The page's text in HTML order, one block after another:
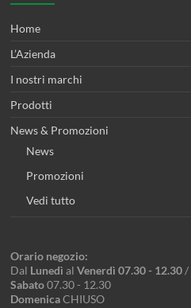
Home
L’Azienda
I nostri marchi
Prodotti
News & Promozioni
News
Promozioni
Vedi tutto
Orario negozio:
Dal LunedìalVenerdì 07.30 - 12.30/
Sabato07.30 - 12.30
DomenicaCHIUSO